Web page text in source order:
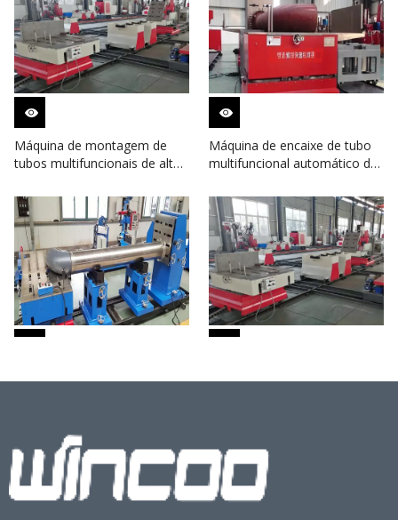
Máquina de montagem de
tubos multifuncionais de alta
tubos de gás de aço de liga
Máquina de encaixe de tubo
multifuncional automático de
óleo de aço carbono
Máquina de montagem de
de aço de liga
Máquina multifuncional